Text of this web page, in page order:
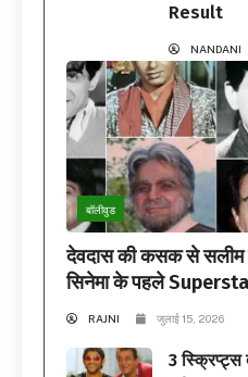
Result
NANDANI
बॉलीवुड
देवदास की कसक से सलीम
सिनेमा के पहले
RAJNI जुलाई 15, 2026
3 स्क्रिप्ट्स